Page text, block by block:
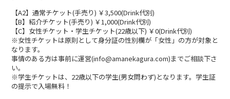
【A2】通常チケット(手売り) ￥3,500(Drink代別)
【B】紹介チケット(手売り) ￥1,000(Drink代別)
【C】女性チケット・学生チケット(22歳以下) ￥0(Drink代別)
※女性チケットは原則として身分証の性別欄が「女性」の方が対象と
なります。
事情のある方は事前に運営(info@amanekagura.com)までご相談下さ
い。
※学生チケットは、22歳以下の学生(男女問わず)となります。学生証
の提示で入場無料！